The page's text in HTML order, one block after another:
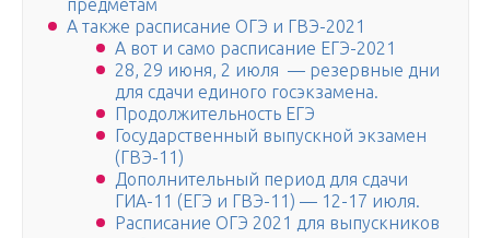
предметам
А также расписание ОГЭ и ГВЭ-2021
А вот и само расписание ЕГЭ-2021
28, 29 июня, 2 июля — резервные дни
для сдачи единого госэкзамена.
Продолжительность ЕГЭ
Государственный выпускной экзамен
(ГВЭ-11)
Дополнительный период для сдачи
ГИА-11 (ЕГЭ и ГВЭ-11) — 12-17 июля.
Расписание ОГЭ 2021 для выпускников